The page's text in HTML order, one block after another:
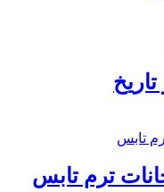
تاریخ
ترم تابس